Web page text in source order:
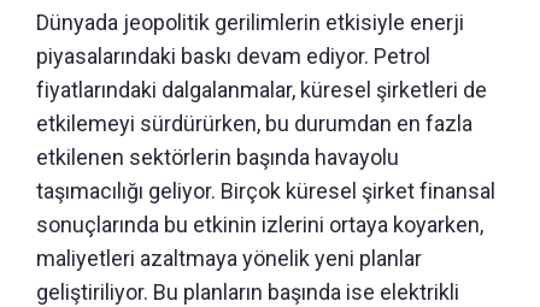
Dünyada jeopolitik gerilimlerin etkisiyle enerji
piyasalarındaki baskı devam ediyor. Petrol
fiyatlarındaki dalgalanmalar, küresel şirketleri de
etkilemeyi sürdürürken, bu durumdan en fazla
etkilenen sektörlerin başında havayolu
taşımacılığı geliyor. Birçok küresel şirket finansal
sonuçlarında bu etkinin izlerini ortaya koyarken,
maliyetleri azaltmaya yönelik yeni planlar
geliştiriliyor. Bu planların başında ise elektrikli